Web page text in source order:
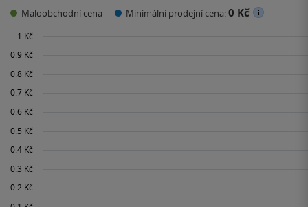
Maloobchodní cena Minimální prodejní cena:0 Kč